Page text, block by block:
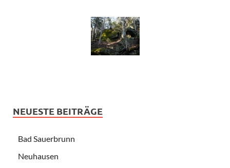
NEUESTE BEITRÄGE
Bad Sauerbrunn
Neuhausen